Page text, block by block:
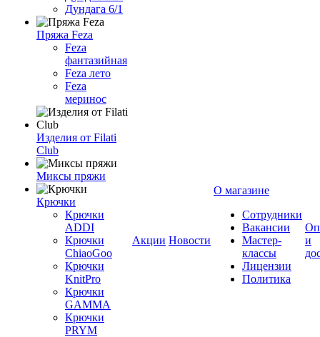
Дундага 6/1
Пряжа Feza
Feza
фантазийная
Feza лето
Feza
меринос
Изделия от Filati
Club
Миксы пряжи
Крючки
Крючки
ADDI
Крючки
ChiaoGoo
Крючки
KnitPro
Крючки
GAMMA
Крючки
PRYM
Акции Новости
О магазине
Сотрудники
Вакансии
Мастер-
классы
Лицензии
Политика
и